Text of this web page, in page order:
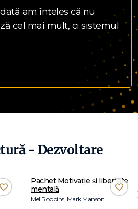
am înțeles că nu
cel mai mult, ci sistemul
- Dezvoltare
Pachet Motivație și libertate
mentală
Mel Robbins, Mark Manson